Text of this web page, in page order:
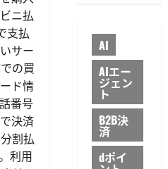
ニ払
支払
サー
の買
ド情
番号
決済
割払
利用
AI
AIエー
ジェン
ト
B2B決
済
dポイ